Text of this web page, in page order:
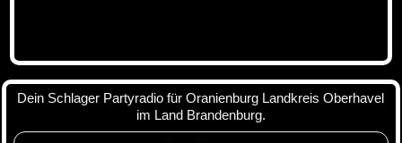
Dein Schlager Partyradio für Oranienburg Landkreis Oberhavel
im Land Brandenburg.